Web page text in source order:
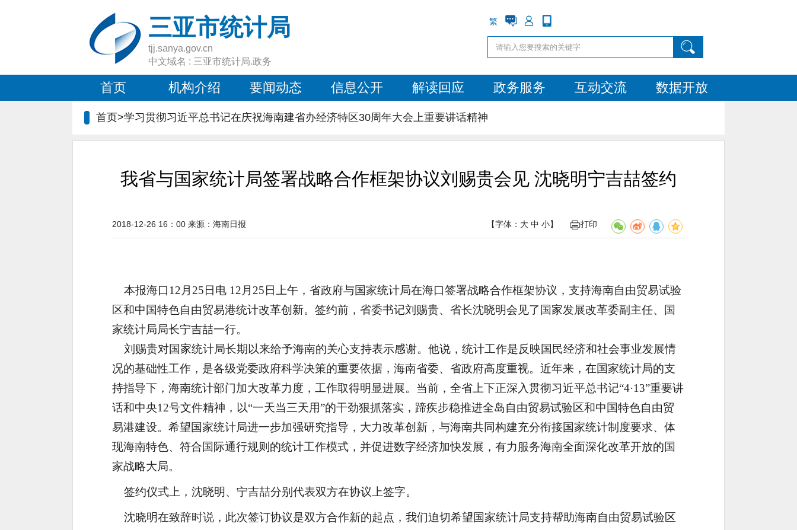
三亚市统计局
tjj.sanya.gov.cn
中文域名 : 三亚市统计局.政务
繁
首页 机构介绍 要闻动态 信息公开 解读回应 政务服务 互动交流 数据开放
首页>学习贯彻习近平总书记在庆祝海南建省办经济特区30周年大会上重要讲话精神
我省与国家统计局签署战略合作框架协议刘赐贵会见 沈晓明宁吉喆签约
【字体： 大 中 小】 打印
2018-12-26 16：00 来源： 海南日报
本报海口12月25日电 12月25日上午，省政府与国家统计局在海口签署战略合作框架协议，支持海南自由贸易试验
区和中国特色自由贸易港统计改革创新。签约前，省委书记刘赐贵、省长沈晓明会见了国家发展改革委副主任、国
家统计局局长宁吉喆一行。
刘赐贵对国家统计局长期以来给予海南的关心支持表示感谢。他说，统计工作是反映国民经济和社会事业发展情
况的基础性工作，是各级党委政府科学决策的重要依据，海南省委、省政府高度重视。近年来，在国家统计局的支
持指导下，海南统计部门加大改革力度，工作取得明显进展。当前，全省上下正深入贯彻习近平总书记“4·13”重要讲
话和中央12号文件精神，以“一天当三天用”的干劲狠抓落实，蹄疾步稳推进全岛自由贸易试验区和中国特色自由贸
易港建设。希望国家统计局进一步加强研究指导，大力改革创新，与海南共同构建充分衔接国家统计制度要求、体
现海南特色、符合国际通行规则的统计工作模式，并促进数字经济加快发展，有力服务海南全面深化改革开放的国
家战略大局。
签约仪式上，沈晓明、宁吉喆分别代表双方在协议上签字。
沈晓明在致辞时说，此次签订协议是双方合作新的起点，我们迫切希望国家统计局支持帮助海南自由贸易试验区